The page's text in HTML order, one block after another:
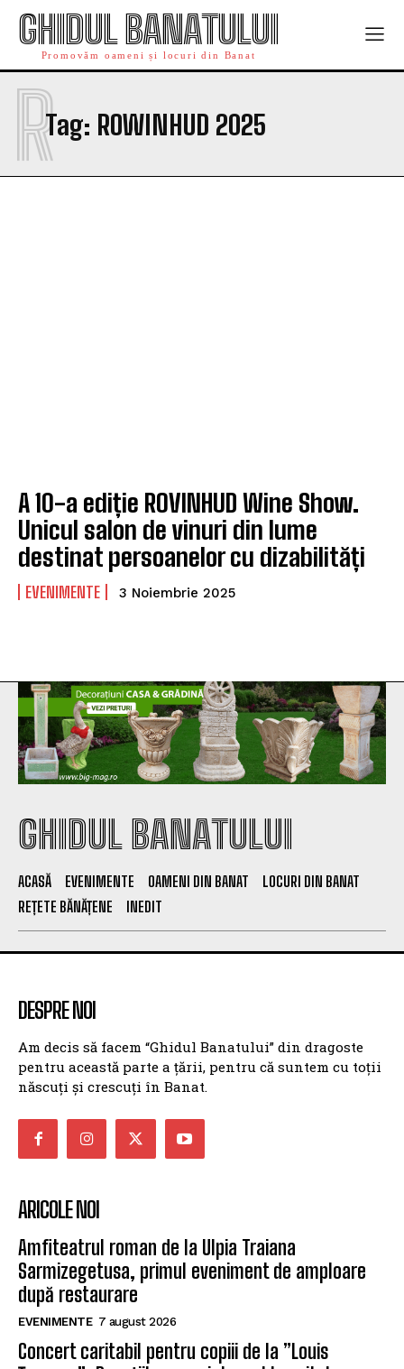
GHIDUL BANATULUI
Promovăm oameni și locuri din Banat
Tag: ROWINHUD 2025
R
A 10-a ediție ROVINHUD Wine Show.
Unicul salon de vinuri din lume
destinat persoanelor cu dizabilități
EVENIMENTE 3 Noiembrie 2025
GHIDUL BANATULUI
ACASĂ EVENIMENTE OAMENI DIN BANAT
LOCURI DIN BANAT
REȚETE BĂNĂȚENE
INEDIT
DESPRE NOI
Am decis să facem “Ghidul Banatului” din dragoste
pentru această parte a țării, pentru că suntem cu toții
născuți și crescuți în Banat.
ARICOLE NOI
Amfiteatrul roman de la Ulpia Traiana
Sarmizegetusa, primul eveniment de amploare
după restaurare
EVENIMENTE 7 august 2026
Concert caritabil pentru copiii de la ”Louis